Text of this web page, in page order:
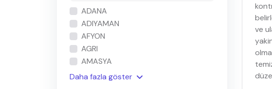
ADANA
ADIYAMAN
AFYON
AGRI
AMASYA
Daha fazla göster
ve